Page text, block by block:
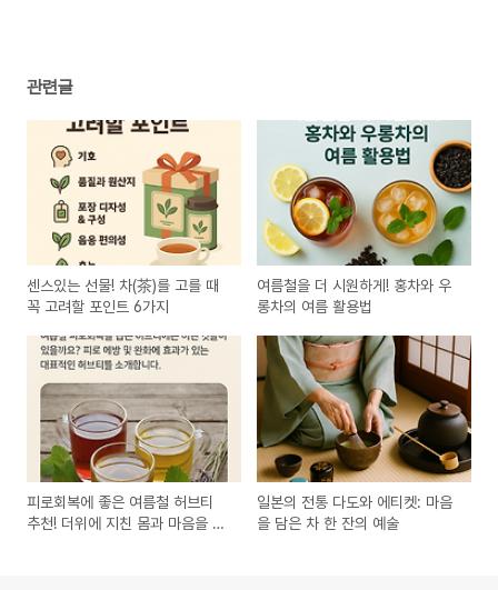
관련글
센스있는 선물! 차(茶)를 고를 때
꼭 고려할 포인트 6가지
여름철을 더 시원하게! 홍차와 우
롱차의 여름 활용법
피로회복에 좋은 여름철 허브티
추천! 더위에 지친 몸과 마음을 위
일본의 전통 다도와 에티켓: 마음
을 담은 차 한 잔의 예술